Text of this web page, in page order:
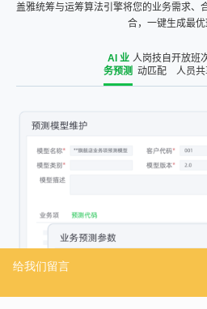
盖雅统筹与运筹算法引擎将您的业务需求、
合，一键生成最优
AI 业
务预测
人岗技自
动匹配
开放班
人员